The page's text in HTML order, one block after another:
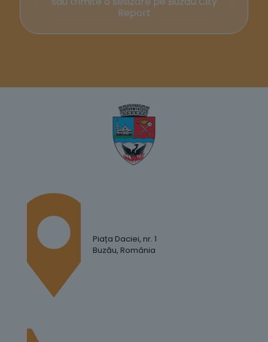
Report
Piața Daciei, nr. 1
Buzău, România